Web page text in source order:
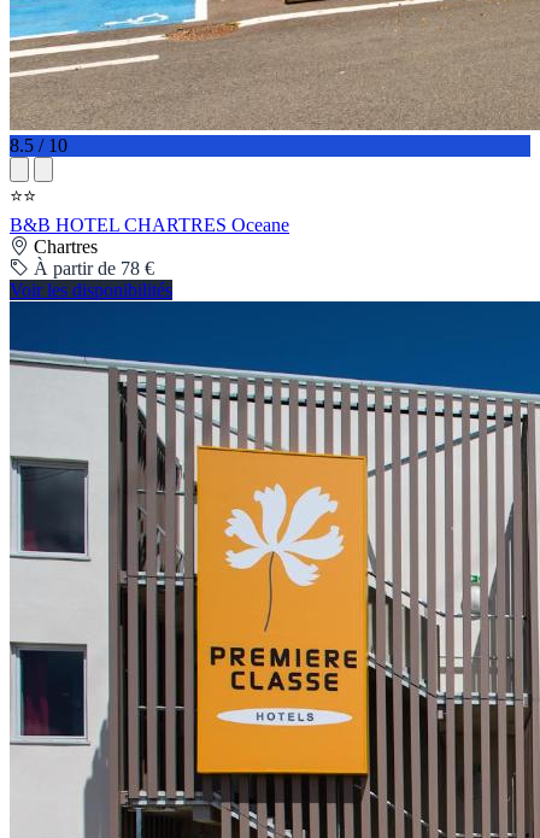
8.5 / 10
⭐⭐
B&B HOTEL CHARTRES Oceane
Chartres
À partir de 78 €
Voir les disponibilités